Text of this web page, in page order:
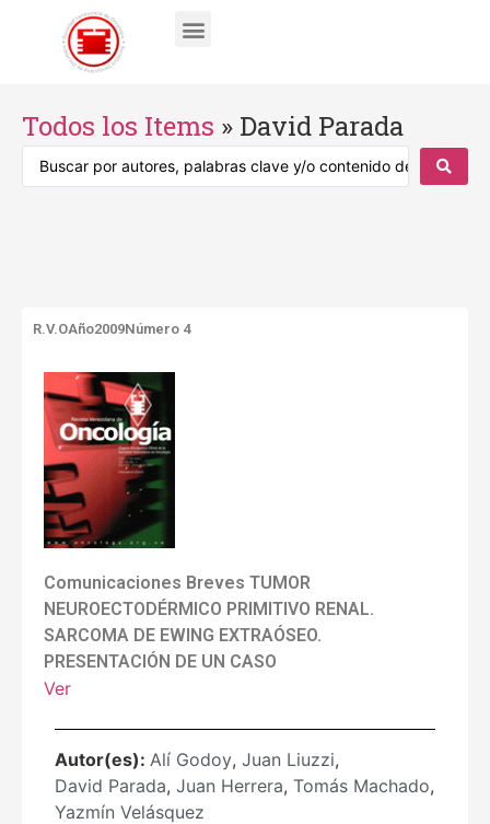
Todos los Items » David Parada
R.V.OAño2009Número 4
Comunicaciones Breves TUMOR
NEUROECTODÉRMICO PRIMITIVO RENAL.
SARCOMA DE EWING EXTRAÓSEO.
PRESENTACIÓN DE UN CASO
Ver
Autor(es): Alí Godoy, Juan Liuzzi,
David Parada, Juan Herrera, Tomás Machado,
Yazmín Velásquez